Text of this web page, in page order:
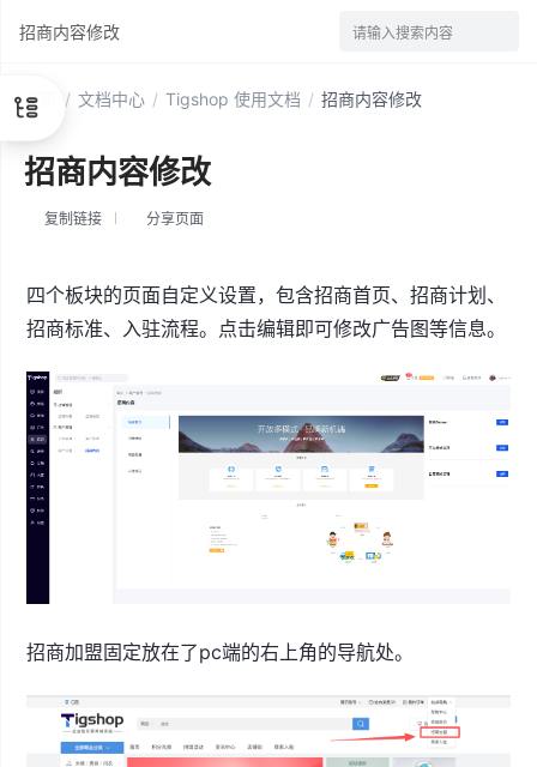
首页 / 文档中心 / Tigshop 使用文档 / 招商内容修改
招商内容修改
复制链接 分享页面
四个板块的页面自定义设置，包含招商首页、招商计划、
招商标准、入驻流程。点击编辑即可修改广告图等信息。
招商加盟固定放在了pc端的右上角的导航处。
招商内容修改 请输入搜索内容